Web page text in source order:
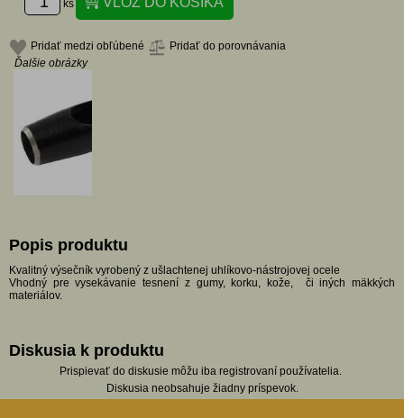
ks
Pridať medzi obľúbené
Pridať do porovnávania
Ďalšie obrázky
Popis produktu
Kvalitný výsečník vyrobený z ušlachtenej uhlíkovo-nástrojovej ocele
Vhodný pre vysekávanie tesnení z gumy, korku, kože, či iných mäkkých
materiálov.
Diskusia k produktu
Prispievať do diskusie môžu iba registrovaní používatelia.
Diskusia neobsahuje žiadny príspevok.